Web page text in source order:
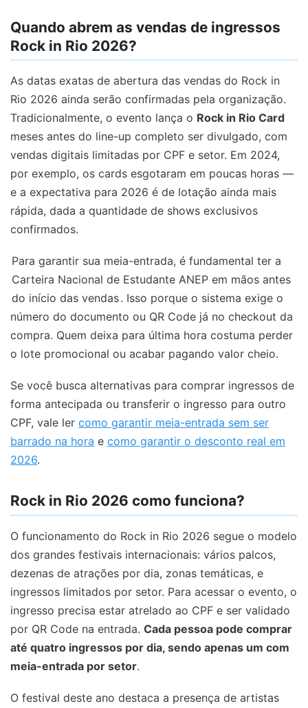
Quando abrem as vendas de ingressos
Rock in Rio 2026?
As datas exatas de abertura das vendas do Rock in
Rio 2026 ainda serão confirmadas pela organização.
Tradicionalmente, o evento lança o Rock in Rio Card
meses antes do line-up completo ser divulgado, com
vendas digitais limitadas por CPF e setor. Em 2024,
por exemplo, os cards esgotaram em poucas horas —
e a expectativa para 2026 é de lotação ainda mais
rápida, dada a quantidade de shows exclusivos
confirmados.
Para garantir sua meia-entrada, é fundamental ter a
Carteira Nacional de Estudante ANEP em mãos antes
do início das vendas. Isso porque o sistema exige o
número do documento ou QR Code já no checkout da
compra. Quem deixa para última hora costuma perder
o lote promocional ou acabar pagando valor cheio.
Se você busca alternativas para comprar ingressos de
forma antecipada ou transferir o ingresso para outro
CPF, vale ler como garantir meia-entrada sem ser
barrado na hora e como garantir o desconto real em
2026.
Rock in Rio 2026 como funciona?
O funcionamento do Rock in Rio 2026 segue o modelo
dos grandes festivais internacionais: vários palcos,
dezenas de atrações por dia, zonas temáticas, e
ingressos limitados por setor. Para acessar o evento, o
ingresso precisa estar atrelado ao CPF e ser validado
por QR Code na entrada. Cada pessoa pode comprar
até quatro ingressos por dia, sendo apenas um com
meia-entrada por setor.
O festival deste ano destaca a presença de artistas